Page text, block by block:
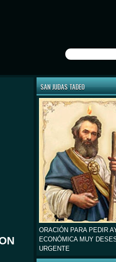
SAN JUDAS TADEO
ORACIÓN PARA PEDIR
ECONÓMICA MUY
URGENTE